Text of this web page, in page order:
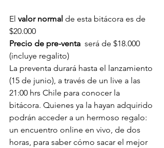
El valor normal de esta bitácora es de
$20.000
Precio de pre-venta será de $18.000
(incluye regalito)
La preventa durará hasta el lanzamiento
(15 de junio), a través de un live a las
21:00 hrs Chile para conocer la
bitácora. Quienes ya la hayan adquirido
podrán acceder a un hermoso regalo:
un encuentro online en vivo, de dos
horas, para saber cómo sacar el mejor